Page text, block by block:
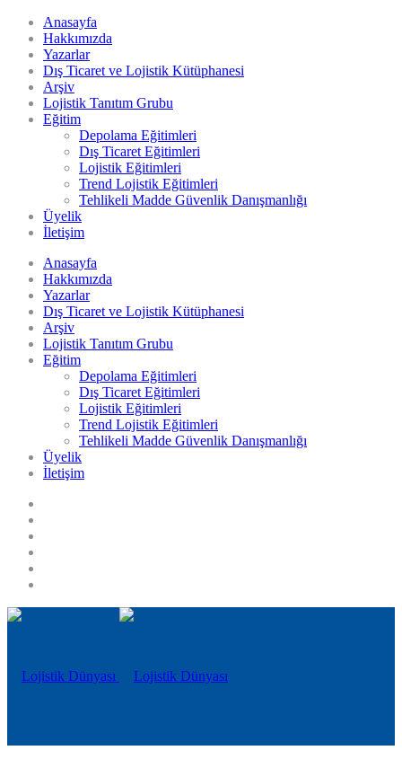
Anasayfa
Hakkımızda
Yazarlar
Dış Ticaret ve Lojistik Kütüphanesi
Arşiv
Lojistik Tanıtım Grubu
Eğitim
Depolama Eğitimleri
Dış Ticaret Eğitimleri
Lojistik Eğitimleri
Trend Lojistik Eğitimleri
Tehlikeli Madde Güvenlik Danışmanlığı
Üyelik
İletişim
Anasayfa
Hakkımızda
Yazarlar
Dış Ticaret ve Lojistik Kütüphanesi
Arşiv
Lojistik Tanıtım Grubu
Eğitim
Depolama Eğitimleri
Dış Ticaret Eğitimleri
Lojistik Eğitimleri
Trend Lojistik Eğitimleri
Tehlikeli Madde Güvenlik Danışmanlığı
Üyelik
İletişim